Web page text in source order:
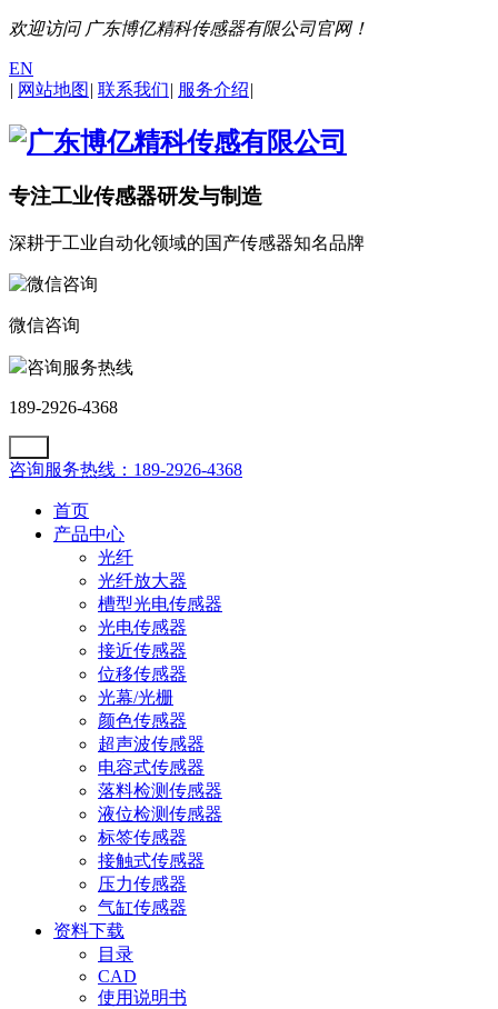
欢迎访问 广东博亿精科传感器有限公司官网！
EN
| 网站地图 | 联系我们| 服务介绍|
专注工业传感器研发与制造
深耕于工业自动化领域的国产传感器知名品牌
微信咨询
咨询服务热线
189-2926-4368
咨询服务热线：189-2926-4368
首页
产品中心
光纤
光纤放大器
槽型光电传感器
光电传感器
接近传感器
位移传感器
光幕/光栅
颜色传感器
超声波传感器
电容式传感器
落料检测传感器
液位检测传感器
标签传感器
接触式传感器
压力传感器
气缸传感器
资料下载
目录
CAD
使用说明书